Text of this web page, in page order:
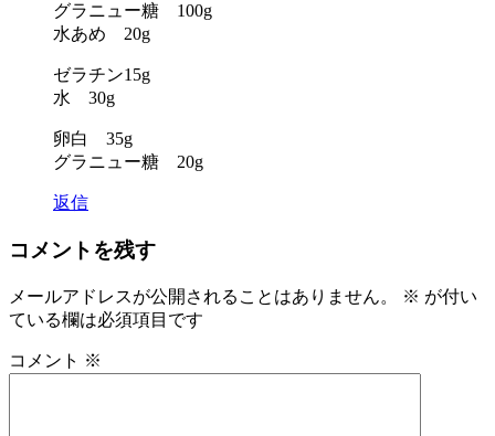
グラニュー糖 100g
水あめ 20g
ゼラチン15g
水 30g
卵白 35g
グラニュー糖 20g
返信
コメントを残す
メールアドレスが公開されることはありません。 ※ が付い
ている欄は必須項目です
コメント ※